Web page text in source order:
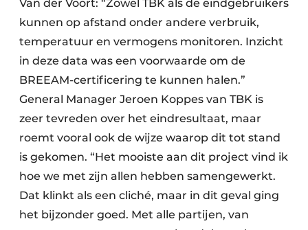
Van der Voort: “Zowel TBK als de eindgebruikers
kunnen op afstand onder andere verbruik,
temperatuur en vermogens monitoren. Inzicht
in deze data was een voorwaarde om de
BREEAM-certificering te kunnen halen.”
General Manager Jeroen Koppes van TBK is
zeer tevreden over het eindresultaat, maar
roemt vooral ook de wijze waarop dit tot stand
is gekomen. “Het mooiste aan dit project vind ik
hoe we met zijn allen hebben samengewerkt.
Dat klinkt als een cliché, maar in dit geval ging
het bijzonder goed. Met alle partijen, van